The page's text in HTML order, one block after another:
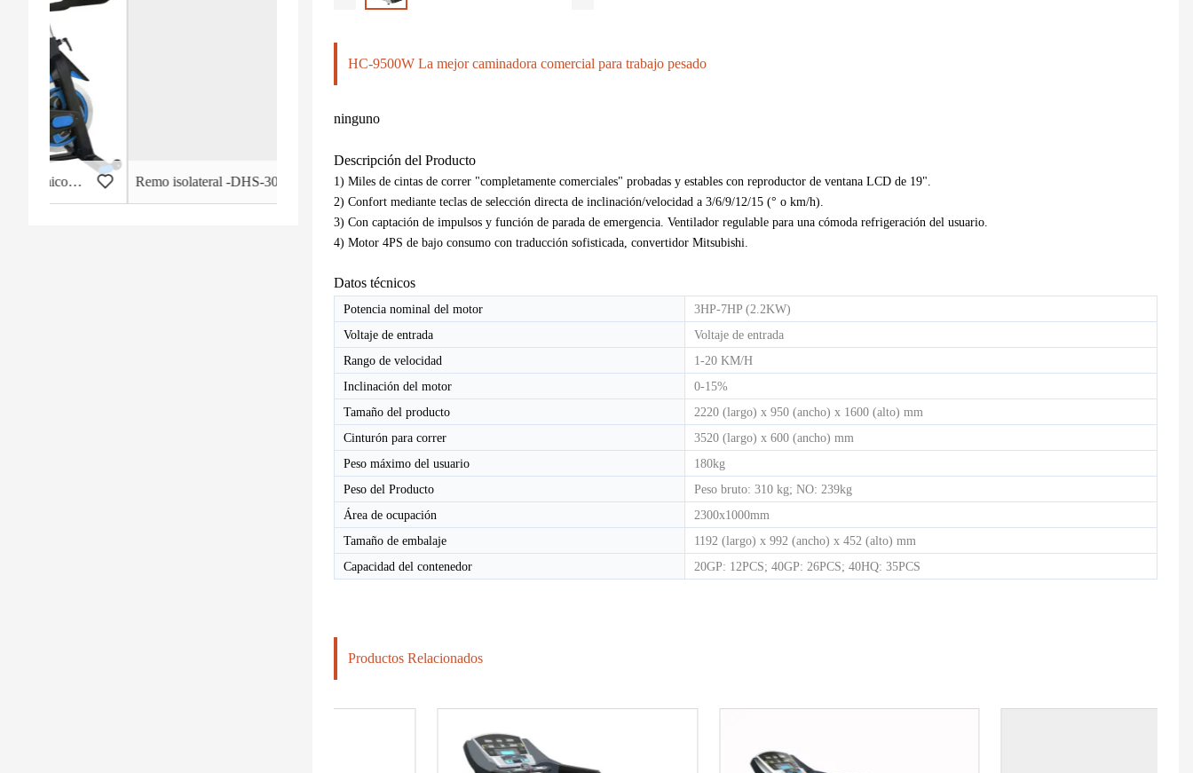
Remo isolateral -DHS-3011 CINTA DE CORRER ELÉCTRICA COMERCIAL LIGERA HD-800T CINTA DE CORRER ELÉCTRICA COMERCIAL LIGERA HD-800 CINTA DE CORRER ELÉCTRICA COMERCIAL LIGERA HD-900
HC-9500W La mejor caminadora comercial para trabajo pesado
ninguno
Descripción del Producto
1) Miles de cintas de correr "completamente comerciales" probadas y estables con reproductor de ventana LCD de 19".
2) Confort mediante teclas de selección directa de inclinación/velocidad a 3/6/9/12/15 (° o km/h).
3) Con captación de impulsos y función de parada de emergencia. Ventilador regulable para una cómoda refrigeración del usuario.
4) Motor 4PS de bajo consumo con traducción sofisticada, convertidor Mitsubishi.
Datos técnicos
Potencia nominal del motor
3HP-7HP (2.2KW)
Voltaje de entrada
Voltaje de entrada
Rango de velocidad
1-20 KM/H
Inclinación del motor
0-15%
Tamaño del producto
2220 (largo) x 950 (ancho) x 1600 (alto) mm
Cinturón para correr
3520 (largo) x 600 (ancho) mm
Peso máximo del usuario
180kg
Peso del Producto
Peso bruto: 310 kg; NO: 239kg
Área de ocupación
2300x1000mm
Tamaño de embalaje
1192 (largo) x 992 (ancho) x 452 (alto) mm
Capacidad del contenedor
20GP: 12PCS; 40GP: 26PCS; 40HQ: 35PCS
Productos Relacionados